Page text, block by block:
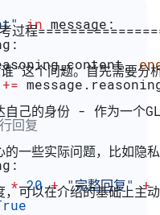
in message:
+=
回复
* 20 + "完整回复" +
过程
"这个问题。首先需要分
自己的身份 - 作为一个
的一些实际问题，比如
可以在介绍的基础上主